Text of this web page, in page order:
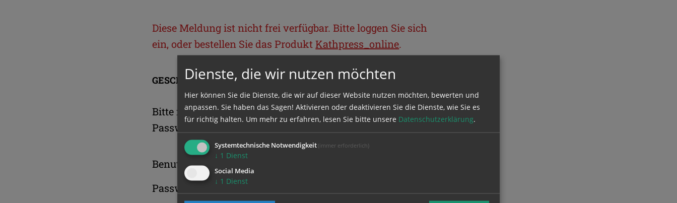
Diese Meldung ist nicht frei verfügbar. Bitte loggen Sie sich
ein, oder bestellen Sie das Produkt Kathpress_online.
GESCHÜTZTER BEREICH
Bitte melden Sie sich mit Ihrem Benutzernamen und
Passwort an.
Benutzername
Passwort
Dienste, die wir nutzen möchten
Hier können Sie die Dienste, die wir auf dieser Website nutzen möchten, bewerten und
anpassen. Sie haben das Sagen! Aktivieren oder deaktivieren Sie die Dienste, wie Sie es
für richtig halten. Um mehr zu erfahren, lesen Sie bitte unsere Datenschutzerklärung.
Systemtechnische Notwendigkeit (immer erforderlich)
↓ 1 Dienst
Social Media
↓ 1 Dienst